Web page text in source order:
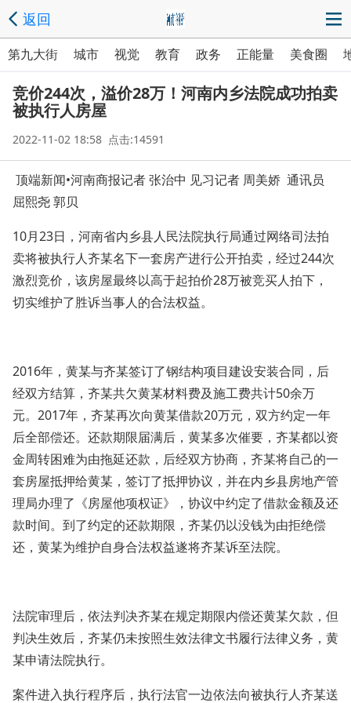
返回
第九大街 城市 视觉 教育 政务 正能量 美食圈
竞价244次，溢价28万！河南内乡法院成功拍卖
被执行人房屋
2022-11-02 18:58 点击:14591
顶端新闻•河南商报记者 张治中 见习记者 周美娇 通讯员
屈熙尧 郭贝
10月23日，河南省内乡县人民法院执行局通过网络司法拍
卖将被执行人齐某名下一套房产进行公开拍卖，经过244次
激烈竞价，该房屋最终以高于起拍价28万被竞买人拍下，
切实维护了胜诉当事人的合法权益。
2016年，黄某与齐某签订了钢结构项目建设安装合同，后
经双方结算，齐某共欠黄某材料费及施工费共计50余万
元。2017年，齐某再次向黄某借款20万元，双方约定一年
后全部偿还。还款期限届满后，黄某多次催要，齐某都以资
金周转困难为由拖延还款，后经双方协商，齐某将自己的一
套房屋抵押给黄某，签订了抵押协议，并在内乡县房地产管
理局办理了《房屋他项权证》，协议中约定了借款金额及还
款时间。到了约定的还款期限，齐某仍以没钱为由拒绝偿
还，黄某为维护自身合法权益遂将齐某诉至法院。
法院审理后，依法判决齐某在规定期限内偿还黄某欠款，但
判决生效后，齐某仍未按照生效法律文书履行法律义务，黄
某申请法院执行。
案件进入执行程序后，执行法官一边依法向被执行人齐某送